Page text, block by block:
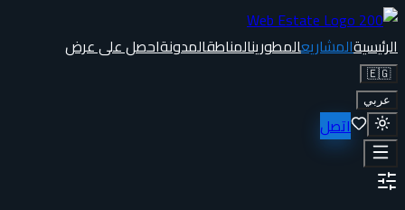
الرئيسيةالمشاريعالمطورينالمناطقالمدونةاحصل على عرض
🇪🇬
عربي
اتصل